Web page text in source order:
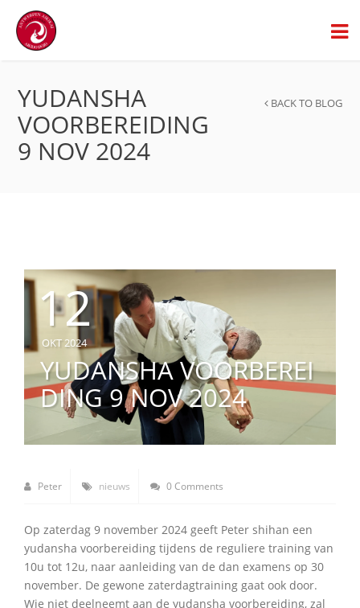
YUDANSHA
VOORBEREIDING
9 NOV 2024
BACK TO BLOG
12
OKT 2024
YUDANSHA VOORBEREI
DING 9 NOV 2024
Peter nieuws 0 Comments
Op zaterdag 9 november 2024 geeft Peter shihan een
yudansha voorbereiding tijdens de reguliere training van
10u tot 12u, naar aanleiding van de dan examens op 30
november. De gewone zaterdagtraining gaat ook door.
Wie niet deelneemt aan de yudansha voorbereiding, zal